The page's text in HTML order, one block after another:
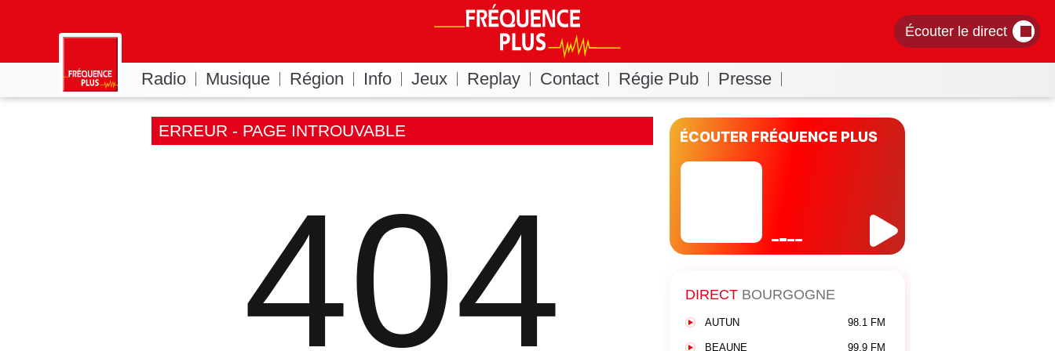
Écouter le direct
Radio Musique Région Info Jeux Replay Contact Régie Pub Presse
ERREUR - PAGE INTROUVABLE
404
ÉCOUTER FRÉQUENCE PLUS
DIRECTBOURGOGNE
AUTUN 98.1 FM
BEAUNE 99.9 FM